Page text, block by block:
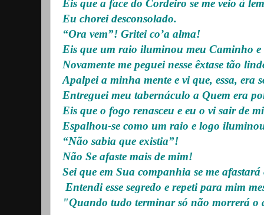
Eis que a face do Cordeiro se me veio à
Eu chorei desconsolado.
“Ora vem”! Gritei co’a alma!
Eis que um raio iluminou meu Caminho e
Novamente me peguei nesse êxtase tão
Apalpei a minha mente e vi que, essa, era
Entreguei meu tabernáculo a Quem era
Eis que o fogo renasceu e eu o vi sair de
Espalhou-se como um raio e logo
“Não sabia que existia”!
Não Se afaste mais de mim!
Sei que em Sua companhia se me
Entendi esse segredo e repeti para mim
"Quando tudo terminar só não morrerá